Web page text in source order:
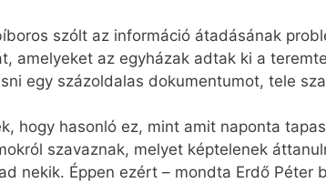
szólt az információ átadásának
amelyeket az egyházak adtak ki a
egy százoldalas dokumentumot, tele
hogy hasonló ez, mint amit naponta
szavaznak, melyet képtelenek
nekik. Éppen ezért – mondta Erdő